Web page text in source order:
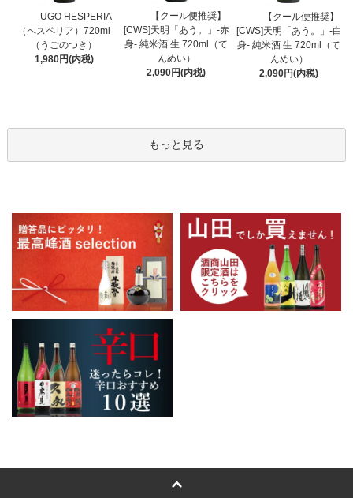
UGO HESPERIA
（へスペリア）720ml
（うごのつき）
1,980円(内税)
【クール便推奨】
[CWS]天明「あう。」-赤
身- 純米酒 生 720ml（て
んめい）
2,090円(内税)
【クール便推奨】
[CWS]天明「あう。」-白
身- 純米酒 生 720ml（て
んめい）
2,090円(内税)
もっと見る